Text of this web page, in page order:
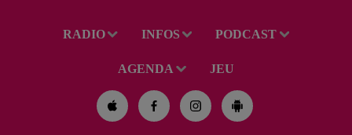
RADIO INFOS PODCAST
AGENDA JEU